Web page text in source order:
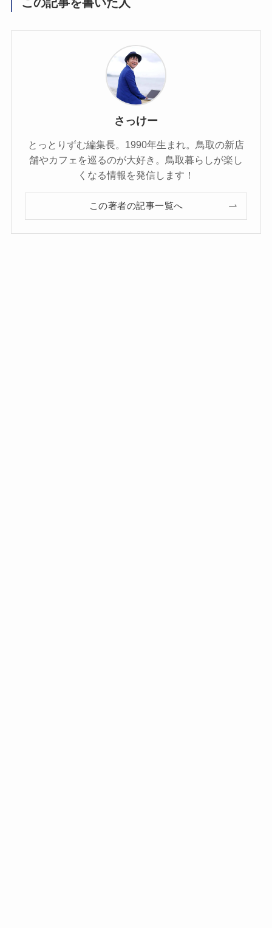
さっけー
とっとりずむ編集長。1990年生まれ。鳥取の新店
舗やカフェを巡るのが大好き。鳥取暮らしが楽し
くなる情報を発信します！
この著者の記事一覧へ